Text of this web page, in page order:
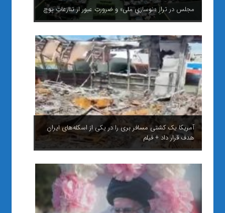
مجلس در ترازِ «نوسازیِ ملی» و ضرورتِ عبور از تنازعاتِ پوچ
آمریکا یک کشتی مسافر بری را در یکی از اسکله‌های ایران
هدف قرار داد + فیلم